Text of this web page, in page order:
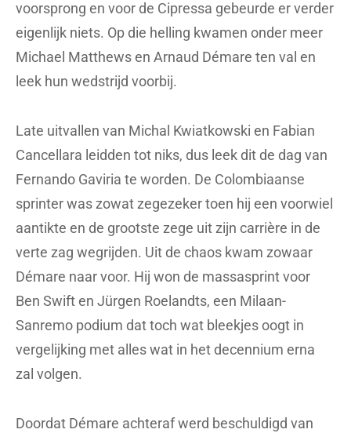
voorsprong en voor de Cipressa gebeurde er verder
eigenlijk niets. Op die helling kwamen onder meer
Michael Matthews en Arnaud Démare ten val en
leek hun wedstrijd voorbij.
Late uitvallen van Michal Kwiatkowski en Fabian
Cancellara leidden tot niks, dus leek dit de dag van
Fernando Gaviria te worden. De Colombiaanse
sprinter was zowat zegezeker toen hij een voorwiel
aantikte en de grootste zege uit zijn carrière in de
verte zag wegrijden. Uit de chaos kwam zowaar
Démare naar voor. Hij won de massasprint voor
Ben Swift en Jürgen Roelandts, een Milaan-
Sanremo podium dat toch wat bleekjes oogt in
vergelijking met alles wat in het decennium erna
zal volgen.
Doordat Démare achteraf werd beschuldigd van